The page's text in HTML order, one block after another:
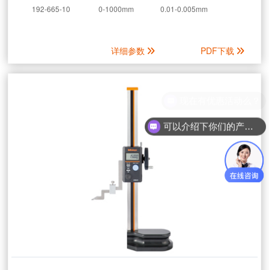
192-665-10
0-1000mm 0.01-0.005mm
详细参数 PDF下载
可以介绍下你们的产品么？